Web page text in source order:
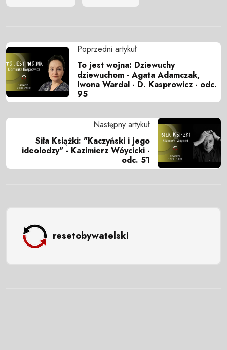
Poprzedni artykuł
To jest wojna: Dziewuchy
dziewuchom - Agata Adamczak,
Iwona Wardal - D. Kasprowicz - odc.
95
Następny artykuł
Siła Książki: "Kaczyński i jego
ideolodzy" - Kazimierz Wóycicki -
odc. 51
resetobywatelski